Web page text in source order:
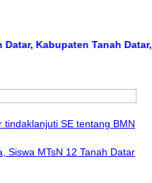
Kabupaten Tanah Datar,
SE tentang BMN
Siswa MTsN 12 Tanah Datar